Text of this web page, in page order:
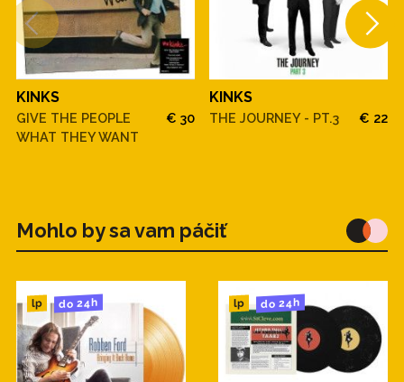
KINKS
GIVE THE PEOPLE
WHAT THEY WANT
€ 30
KINKS
THE JOURNEY - PT.3 € 22
Mohlo by sa vam páčiť
lp do 24h lp do 24h